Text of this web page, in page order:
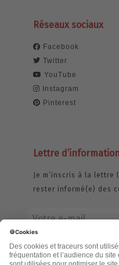
Réseaux sociaux
Facebook
Twitter
YouTube
Instagram
Pinterest
Lettre d’information
Je m’inscris à la
rester informé(e) des
jamais échangée. Pour